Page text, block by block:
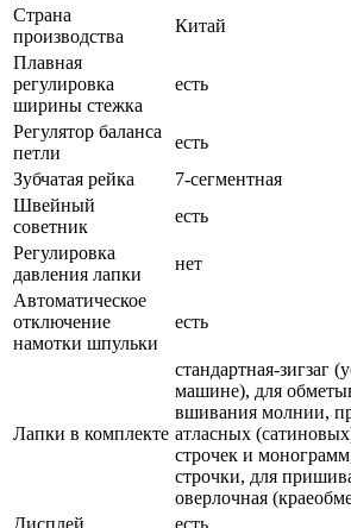
Страна
производства
Китай
Плавная
регулировка
ширины стежка
есть
Регулятор баланса
петли
есть
Зубчатая рейка
7-сегментная
Швейный
советник
есть
Регулировка
давления лапки
нет
Автоматическое
отключение
намотки шпульки
есть
Лапки в комплекте
стандартная-зигзаг
машине), для
вшивания молнии,
атласных
строчек и
строчки, для
оверлочная
Дисплей
есть